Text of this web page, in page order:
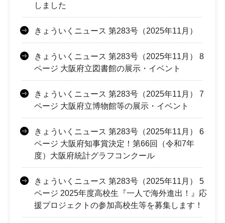
しました
きょういくニュース 第283号（2025年11月）
きょういくニュース 第283号（2025年11月） 8
ページ 大阪府立図書館の展示・イベント
きょういくニュース 第283号（2025年11月） 7
ページ 大阪府立博物館等の展示・イベント
きょういくニュース 第283号（2025年11月） 6
ページ 大阪府知事賞決定！第66回（令和7年
度）大阪府統計グラフコンクール
きょういくニュース 第283号（2025年11月） 5
ページ 2025年度高校生『一人で海外進出！』応
援プロジェクトの参加高校生等を募集します！